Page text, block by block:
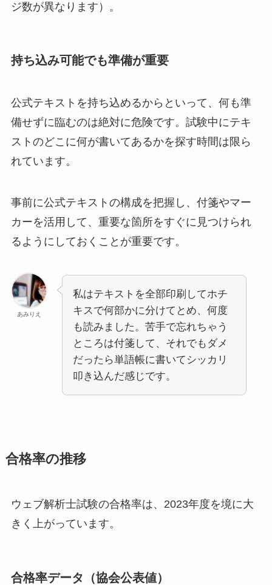
ジ数が異なります）。
持ち込み可能でも準備が重要
公式テキストを持ち込めるからといって、何も準
備せずに臨むのは絶対に危険です。試験中にテキ
ストのどこに何が書いてあるかを探す時間は限ら
れています。
事前に公式テキストの構成を把握し、付箋やマー
カーを活用して、重要な箇所をすぐに見つけられ
るようにしておくことが重要です。
あみりえ
私はテキストを全部印刷してホチ
キスで何部かに分けてとめ、何度
も読みました。苦手で忘れちゃう
ところは付箋して、それでもダメ
だったら単語帳に書いてシッカリ
叩き込んだ感じです。
合格率の推移
ウェブ解析士試験の合格率は、2023年度を境に大
きく上がっています。
合格率データ（協会公表値）